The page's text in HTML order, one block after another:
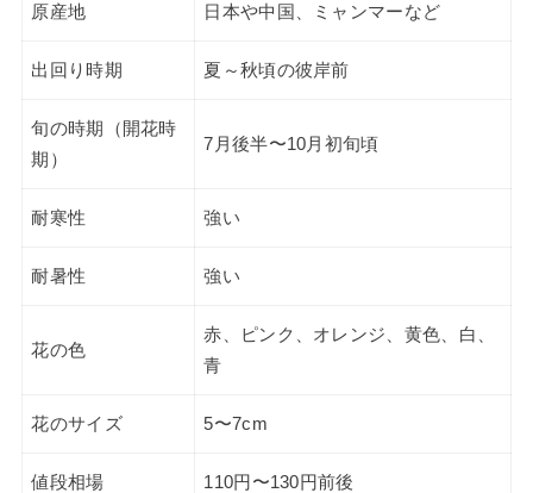
原産地 日本や中国、ミャンマーなど
出回り時期 夏～秋頃の彼岸前
旬の時期（開花時
期）
7月後半〜10月初旬頃
耐寒性 強い
耐暑性 強い
花の色
赤、ピンク、オレンジ、黄色、白、
青
花のサイズ 5〜7cm
値段相場 110円〜130円前後